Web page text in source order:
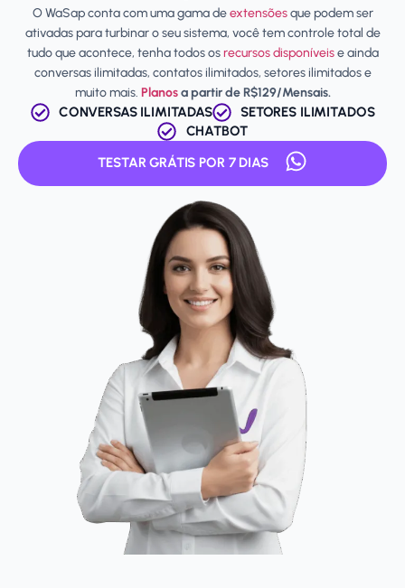
O WaSap conta com uma gama deextensõesque podem ser
ativadas para turbinar o seu sistema, você tem controle total de
tudo que acontece, tenha todos osrecursos disponíveise ainda
conversas ilimitadas, contatos ilimitados, setores ilimitados e
muito mais. Planosa partir de R$129/Mensais.
CONVERSAS ILIMITADAS
SETORES ILIMITADOS
CHATBOT
TESTAR GRÁTIS POR 7 DIAS